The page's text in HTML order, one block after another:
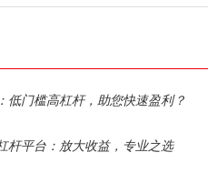
配资：低门槛高杠杆，助您快速盈利？
杆平台：放大收益，专业之选